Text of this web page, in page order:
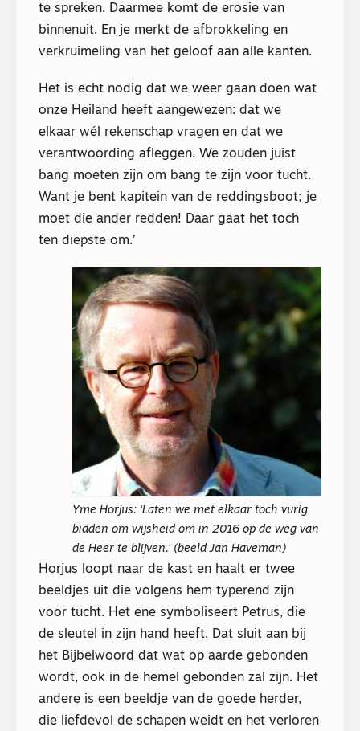
te spreken. Daarmee komt de erosie van
binnenuit. En je merkt de afbrokkeling en
verkruimeling van het geloof aan alle kanten.
Het is echt nodig dat we weer gaan doen wat
onze Heiland heeft aangewezen: dat we
elkaar wél rekenschap vragen en dat we
verantwoording afleggen. We zouden juist
bang moeten zijn om bang te zijn voor tucht.
Want je bent kapitein van de reddingsboot; je
moet die ander redden! Daar gaat het toch
ten diepste om.’
Yme Horjus: ‘Laten we met elkaar toch vurig
bidden om wijsheid om in 2016 op de weg van
de Heer te blijven.’ (beeld Jan Haveman)
Horjus loopt naar de kast en haalt er twee
beeldjes uit die volgens hem typerend zijn
voor tucht. Het ene symboliseert Petrus, die
de sleutel in zijn hand heeft. Dat sluit aan bij
het Bijbelwoord dat wat op aarde gebonden
wordt, ook in de hemel gebonden zal zijn. Het
andere is een beeldje van de goede herder,
die liefdevol de schapen weidt en het verloren